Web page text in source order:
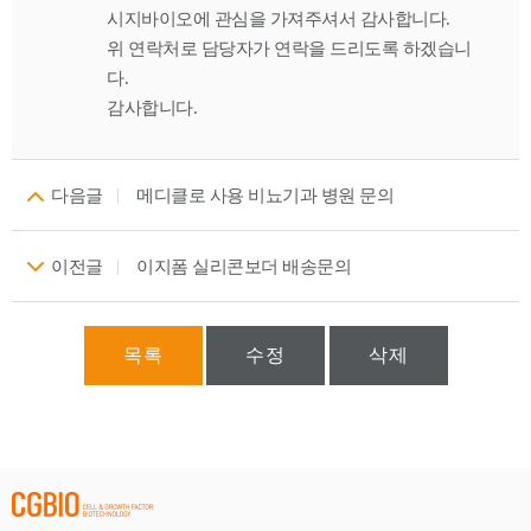
시지바이오에 관심을 가져주셔서 감사합니다.
위 연락처로 담당자가 연락을 드리도록 하겠습니
다.
감사합니다.
다음글 메디클로 사용 비뇨기과 병원 문의
이전글 이지폼 실리콘보더 배송문의
목록 수정 삭제